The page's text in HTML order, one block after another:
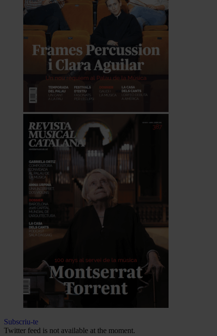
Subscriu-te
Twitter feed is not available at the moment.